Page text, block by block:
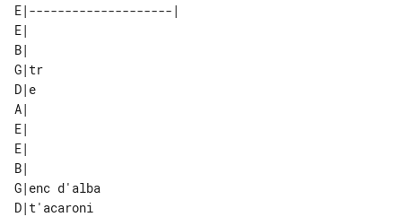
E|--------------------|
E|
B|
G|tr
D|e
A|
E|
E|
B|
G|enc d'alba
D|t'acaroni